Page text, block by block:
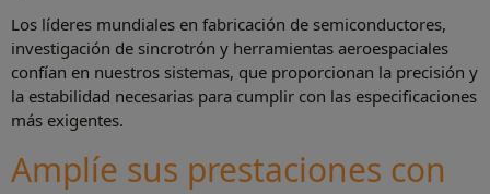
Los líderes mundiales en fabricación de semiconductores,
investigación de sincrotrón y herramientas aeroespaciales
confían en nuestros sistemas, que proporcionan la precisión y
la estabilidad necesarias para cumplir con las especificaciones
más exigentes.
Amplíe sus prestaciones con